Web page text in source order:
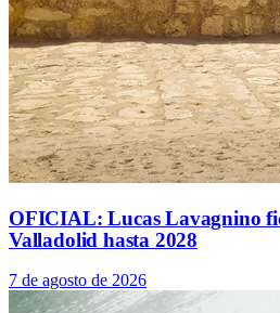
OFICIAL: Lucas Lavagnino
Valladolid hasta 2028
7 de agosto de 2026